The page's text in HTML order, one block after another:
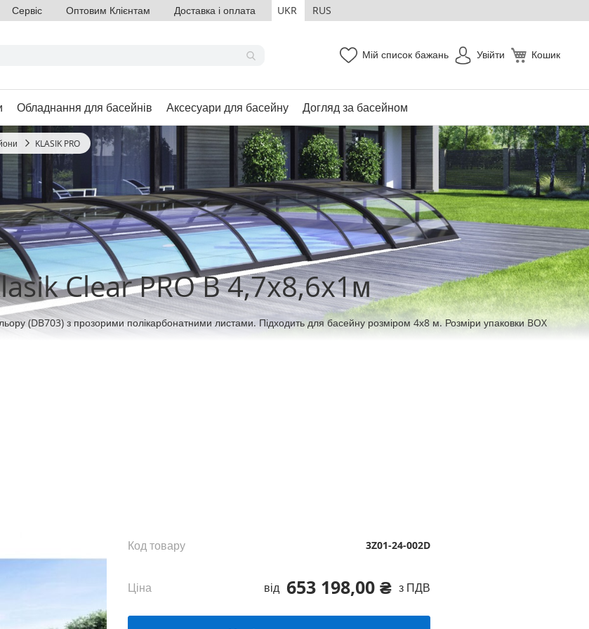
Сервіс Оптовим Клієнтам Доставка і оплата UKR RUS
Кошик
Мій список бажань Увійти
Обладнання для басейнів Аксесуари для басейну Догляд за басейном
KLASIK PRO
Clear PRO B 4,7x8,6x1м
(DB703) з прозорими полікарбонатними листами. Підходить для басейну розміром 4х8 м. Розміри упаковки BOX
653 198,00 ₴ з ПДВ
Ціна від
Код товару 3Z01-24-002D